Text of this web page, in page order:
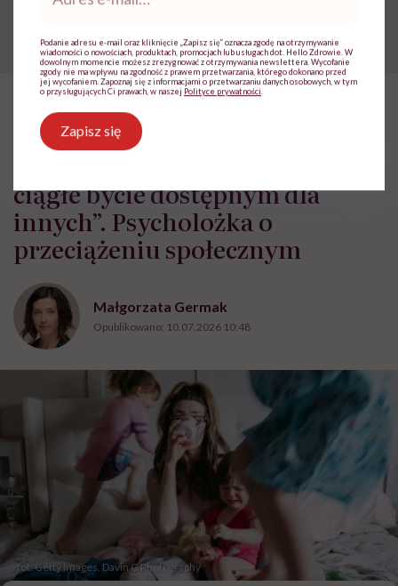
Otyłość Relacje
HelloZdrowie: Życie
ciągłe bycie dostępnym dla
innych”. Psycholożka o
przeciążeniu społecznym
Małgorzata Germak
Opublikowano: 10.07.2026 10:48
/fot. Getty Images, Davin G Photography
mail*
Podanie adresu e-mail oraz kliknięcie „Zapisz się” oznacza zgodę na otrzymywanie
wiadomości o nowościach, produktach, promocjach lub usługach dot. Hello Zdrowie. W
dowolnym momencie możesz zrezygnować z otrzymywania newslettera. Wycofanie
zgody nie ma wpływu na zgodność z prawem przetwarzania, którego dokonano przed
jej wycofaniem. Zapoznaj się z informacjami o przetwarzaniu danych osobowych, w tym
o przysługujących Ci prawach, w naszej Polityce prywatności
Zapisz się